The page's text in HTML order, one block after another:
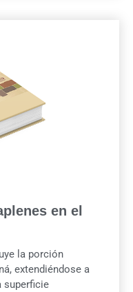
en el
la porción
extendiéndose a
superficie